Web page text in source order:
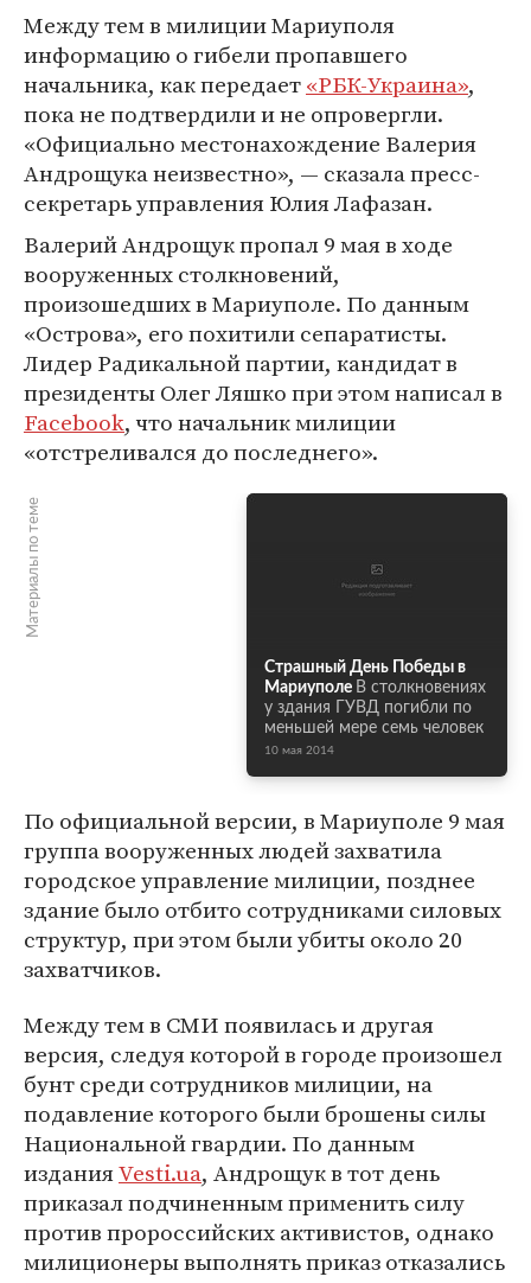
Между тем в милиции Мариуполя
информацию о гибели пропавшего
начальника, как передает«РБК-Украина»,
пока не подтвердили и не опровергли.
«Официально местонахождение Валерия
Андрощука неизвестно», — сказала пресс-
секретарь управления Юлия Лафазан.
Валерий Андрощук пропал 9 мая в ходе
вооруженных столкновений,
произошедших в Мариуполе. По данным
«Острова», его похитили сепаратисты.
Лидер Радикальной партии, кандидат в
президенты Олег Ляшко при этом написал в
Facebook, что начальник милиции
«отстреливался до последнего».
Материалы по теме
Страшный День Победы в
Мариуполе В столкновениях
у здания ГУВД погибли по
меньшей мере семь человек
10 мая 2014
По официальной версии, в Мариуполе 9 мая
группа вооруженных людей захватила
городское управление милиции, позднее
здание было отбито сотрудниками силовых
структур, при этом были убиты около 20
захватчиков.
Между тем в СМИ появилась и другая
версия, следуя которой в городе произошел
бунт среди сотрудников милиции, на
подавление которого были брошены силы
Национальной гвардии. По данным
изданияVesti.ua, Андрощук в тот день
приказал подчиненным применить силу
против пророссийских активистов, однако
милиционеры выполнять приказ отказались